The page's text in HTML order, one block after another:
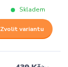
Skladem
Zvolit variantu